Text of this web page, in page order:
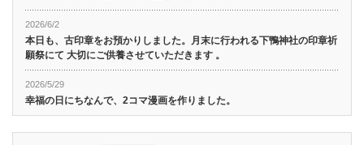
2026/6/2
本日も、古印章をお預かりしました。月末に行われる下鴨神社の印章祈
願祭にて 大切にご供養させていただきます 。
2026/5/29
幸福の日にちなんで、2コマ漫画を作りました。